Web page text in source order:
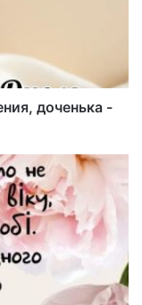
доченька -